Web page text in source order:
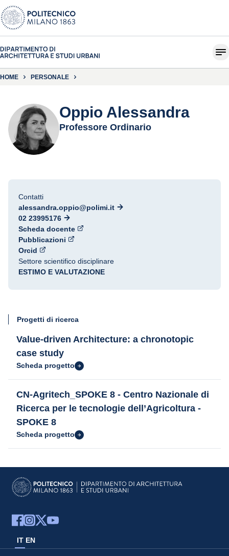
HOME PERSONALE
Oppio Alessandra
Professore Ordinario
Contatti
alessandra.oppio@polimi.it
02 23995176
Scheda docente
Pubblicazioni
Orcid
Settore scientifico disciplinare
ESTIMO E VALUTAZIONE
Progetti di ricerca
Value-driven Architecture: a chronotopic
case study
Scheda progetto
CN-Agritech_SPOKE 8 - Centro Nazionale di
Ricerca per le tecnologie dell’Agricoltura -
SPOKE 8
Scheda progetto
IT EN